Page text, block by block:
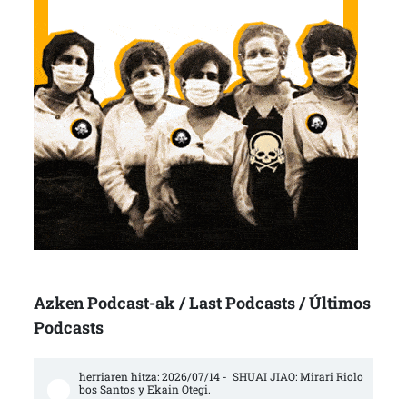
Azken Podcast-ak / Last Podcasts / Últimos
Podcasts
herriaren hitza: 2026/07/14 -  SHUAI JIAO: Mirari Riolo
bos Santos y Ekain Otegi.